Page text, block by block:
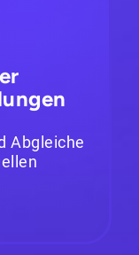
Abgleiche